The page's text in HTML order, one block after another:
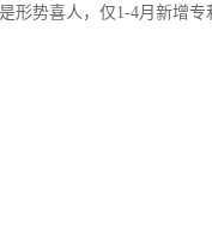
形势喜人，仅1-4月新增专